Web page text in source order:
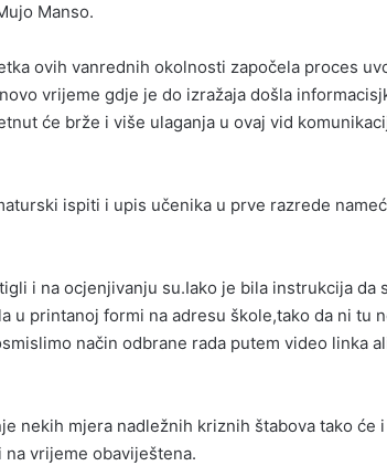
Manso.
ovih vanrednih okolnosti započela proces
vrijeme gdje je do izražaja došla
će brže i više ulaganja u ovaj vid
ispiti i upis učenika u prve razrede
i na ocjenjivanju su.Iako je bila instrukcija da
u printanoj formi na adresu škole,tako da ni tu
način odbrane rada putem video linka
nekih mjera nadležnih kriznih štabova tako će
vrijeme obaviještena.